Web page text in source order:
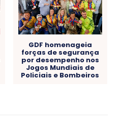
GDF homenageia
forças de segurança
por desempenho nos
Jogos Mundiais de
Policiais e Bombeiros